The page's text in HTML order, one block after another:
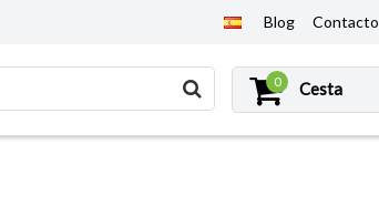
Blog Contacto
0 Cesta